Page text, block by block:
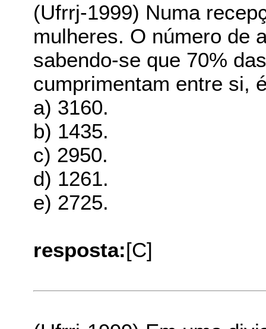
(Ufrrj-1999) Numa
mulheres. O número de
sabendo-se que 70%
cumprimentam entre si,
a) 3160.
b) 1435.
c) 2950.
d) 1261.
e) 2725.
resposta:[C]